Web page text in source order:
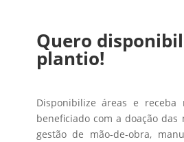
Quero
plantio!
Disponibilize áreas e
beneficiado com a doação
gestão de mão-de-obra,